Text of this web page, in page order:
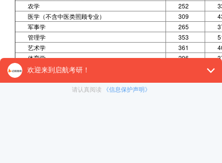
农学
252
医学（不含中医类照顾专业）
309
军事学
265
管理学
353
艺术学
361
体育学
296
工学照顾专业③
享受少数民族照顾政策的考生⑤